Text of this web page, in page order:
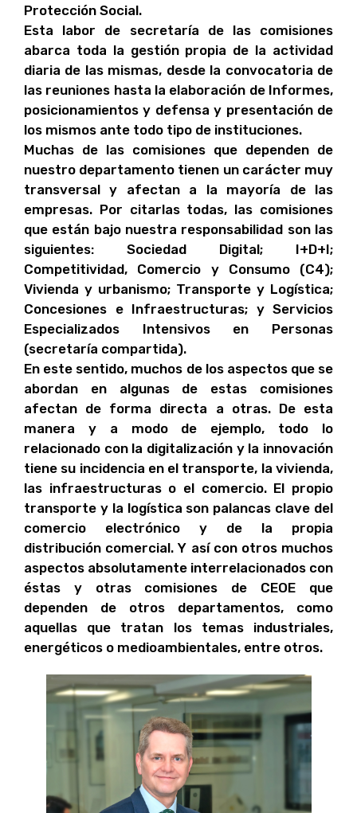
Protección Social.
Esta labor de secretaría de las comisiones
abarca toda la gestión propia de la actividad
diaria de las mismas, desde la convocatoria de
las reuniones hasta la elaboración de Informes,
posicionamientos y defensa y presentación de
los mismos ante todo tipo de instituciones.
Muchas de las comisiones que dependen de
nuestro departamento tienen un carácter muy
transversal y afectan a la mayoría de las
empresas. Por citarlas todas, las comisiones
que están bajo nuestra responsabilidad son las
siguientes: Sociedad Digital; I+D+I;
Competitividad, Comercio y Consumo (C4);
Vivienda y urbanismo; Transporte y Logística;
Concesiones e Infraestructuras; y Servicios
Especializados Intensivos en Personas
(secretaría compartida).
En este sentido, muchos de los aspectos que se
abordan en algunas de estas comisiones
afectan de forma directa a otras. De esta
manera y a modo de ejemplo, todo lo
relacionado con la digitalización y la innovación
tiene su incidencia en el transporte, la vivienda,
las infraestructuras o el comercio. El propio
transporte y la logística son palancas clave del
comercio electrónico y de la propia
distribución comercial. Y así con otros muchos
aspectos absolutamente interrelacionados con
éstas y otras comisiones de CEOE que
dependen de otros departamentos, como
aquellas que tratan los temas industriales,
energéticos o medioambientales, entre otros.